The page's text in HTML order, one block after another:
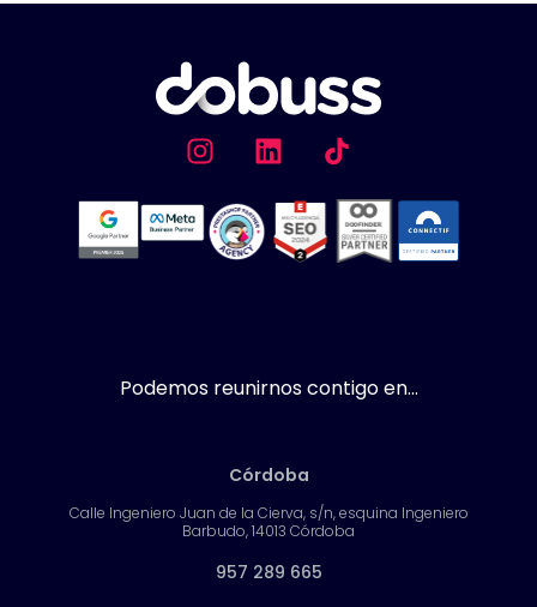
Podemos reunirnos contigo en...
Córdoba
Calle Ingeniero Juan de la Cierva, s/n, esquina Ingeniero
Barbudo, 14013 Córdoba
957 289 665